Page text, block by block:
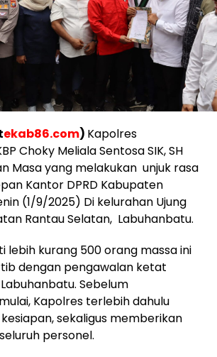
ekab86.com) Kapolres
Choky Meliala Sentosa SIK, SH
Masa yang melakukan unjuk rasa
Kantor DPRD Kabupaten
(1/9/2025) Di kelurahan Ujung
Rantau Selatan, Labuhanbatu.
lebih kurang 500 orang massa ini
dengan pengawalan ketat
Sebelum
Kapolres terlebih dahulu
sekaligus memberikan
personel.